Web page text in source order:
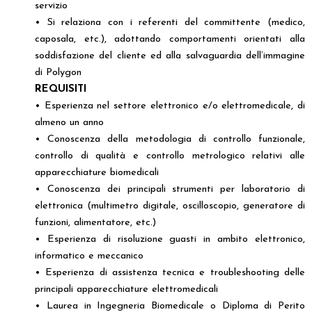
servizio
• Si relaziona con i referenti del committente (medico,
caposala, etc.), adottando comportamenti orientati alla
soddisfazione del cliente ed alla salvaguardia dell’immagine
di Polygon
REQUISITI
• Esperienza nel settore elettronico e/o elettromedicale, di
almeno un anno
• Conoscenza della metodologia di controllo funzionale,
controllo di qualità e controllo metrologico relativi alle
apparecchiature biomedicali
• Conoscenza dei principali strumenti per laboratorio di
elettronica (multimetro digitale, oscilloscopio, generatore di
funzioni, alimentatore, etc.)
• Esperienza di risoluzione guasti in ambito elettronico,
informatico e meccanico
• Esperienza di assistenza tecnica e troubleshooting delle
principali apparecchiature elettromedicali
• Laurea in Ingegneria Biomedicale o Diploma di Perito